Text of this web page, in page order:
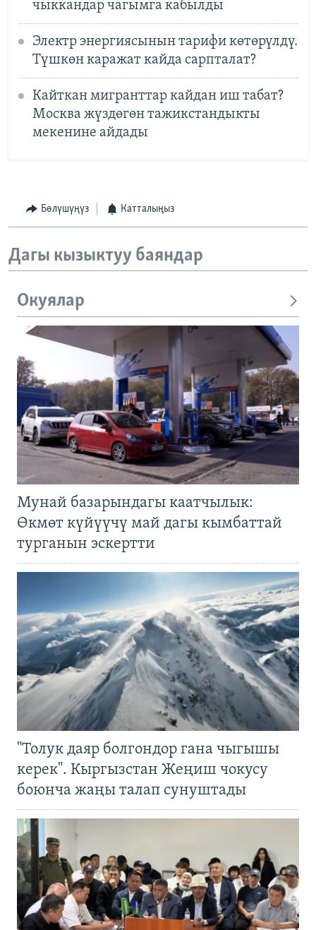
чыккандар чагымга кабылды
Электр энергиясынын тарифи көтөрүлдү.
Түшкөн каражат кайда сарпталат?
Кайткан мигранттар кайдан иш табат?
Москва жүздөгөн тажикстандыкты
мекенине айдады
Бөлүшүңүз Катталыңыз
Дагы кызыктуу баяндар
Окуялар
Мунай базарындагы каатчылык:
Өкмөт күйүүчү май дагы кымбаттай
турганын эскертти
"Толук даяр болгондор гана чыгышы
керек". Кыргызстан Жеңиш чокусу
боюнча жаңы талап сунуштады